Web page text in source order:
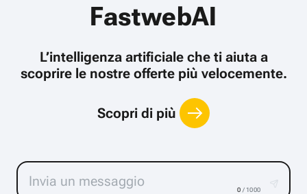
FastwebAI
L’intelligenza artificiale che ti aiuta a
scoprire le nostre offerte più velocemente.
Scopri di più
0 / 1000